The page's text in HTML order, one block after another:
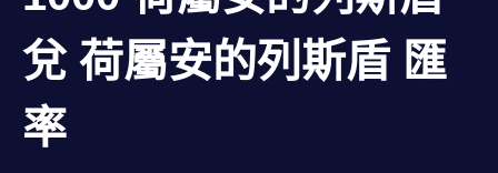
兌 荷屬安的列斯盾 匯
率